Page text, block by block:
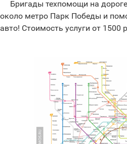
Бригады техпомощи на
около метро Парк Победы и
авто! Стоимость услуги от 1500